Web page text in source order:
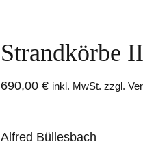
Strandkörbe
690,00€ inkl. MwSt. zzgl.
Alfred Büllesbach